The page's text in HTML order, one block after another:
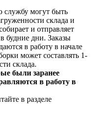
службу могут быть
склада и
и отправляет
будние дни. Заказы
в работу в начале
может составлять 1-
склада.
были заранее
в работу в
в разделе